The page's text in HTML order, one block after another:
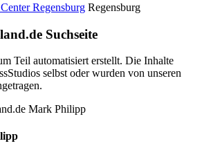
Regensburg Regensburg
Suchseite
Teil automatisiert erstellt. Die Inhalte
selbst oder wurden von unseren